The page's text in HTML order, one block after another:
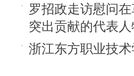
罗招政走访慰问
突出贡献的代表人
浙江东方职业技